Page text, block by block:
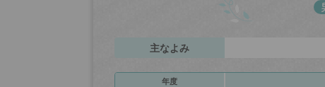
主なよみ
年度